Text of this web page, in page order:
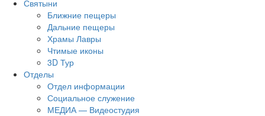
Святыни
Ближние пещеры
Дальние пещеры
Храмы Лавры
Чтимые иконы
3D Тур
Отделы
Отдел информации
Социальное служение
МЕДИА — Видеостудия